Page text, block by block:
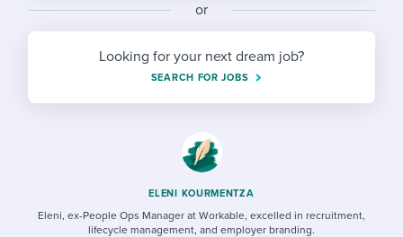
Finding and attracting people
Establishing an employer brand
Digitizing work processes
Candidate/employee experiences
HR terms
Workable Academy
Overall career resources
or
Looking for your next dream job?
SEARCH FOR JOBS
ELENI KOURMENTZA
Eleni, ex-People Ops Manager at Workable, excelled in recruitment,
lifecycle management, and employer branding.